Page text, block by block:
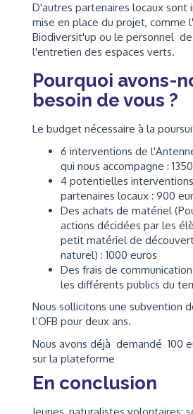
D'autres partenaires locaux sont
mise en place du projet, comme
Biodiversit'up ou le personnel
l'entretien des espaces verts.
Pourquoi avons-
besoin de vous ?
Le budget nécessaire à la
6 interventions de
qui nous accompagne :
4 potentielles interventions
partenaires locaux : 900
Des achats de matériel
actions décidées par les
petit matériel de
naturel) : 1000 euros
Des frais de
les différents publics du
Nous sollicitons une subvention
l’OFB pour deux ans.
Nous avons déjà demandé 100
sur la plateforme
En conclusion